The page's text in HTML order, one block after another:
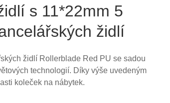
s 11*22mm 5
židlí
židlí Rollerblade Red PU se sadou
technologií. Díky výše uvedeným
koleček na nábytek.